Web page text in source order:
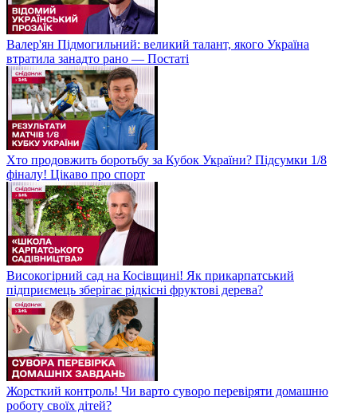
Валер'ян Підмогильний: великий талант, якого Україна
втратила занадто рано — Постаті
Хто продовжить боротьбу за Кубок України? Підсумки 1/8
фіналу! Цікаво про спорт
Високогірний сад на Косівщині! Як прикарпатський
підприємець зберігає рідкісні фруктові дерева?
Жорсткий контроль! Чи варто суворо перевіряти домашню
роботу своїх дітей?